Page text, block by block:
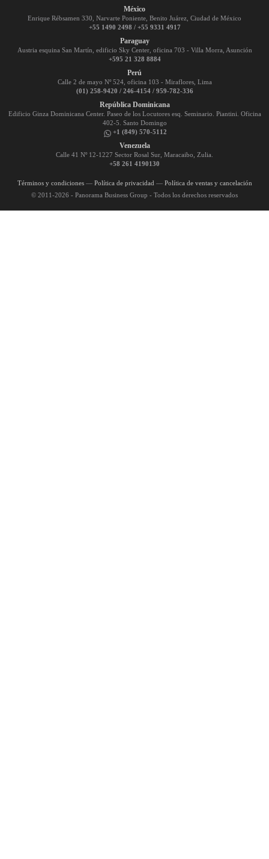
México
Enrique Rébsamen 330, Narvarte Poniente, Benito Juárez, Ciudad de México
+55 1490 2498 / +55 9331 4917
Paraguay
Austria esquina San Martín, edificio Sky Center, oficina 703 - Villa Morra, Asunción
+595 21 328 8884
Perú
Calle 2 de mayo Nº 524, oficina 103 - Miraflores, Lima
(01) 258-9420 / 246-4154 / 959-782-336
República Dominicana
Edificio Ginza Dominicana Center. Paseo de los Locutores esq. Seminario. Piantini. Oficina
402-5. Santo Domingo
+1 (849) 570-5112
Venezuela
Calle 41 Nº 12-1227 Sector Rosal Sur, Maracaibo, Zulia.
+58 261 4190130
Términos y condiciones — Política de privacidad — Política de ventas y cancelación
© 2011-2026 - Panorama Business Group - Todos los derechos reservados